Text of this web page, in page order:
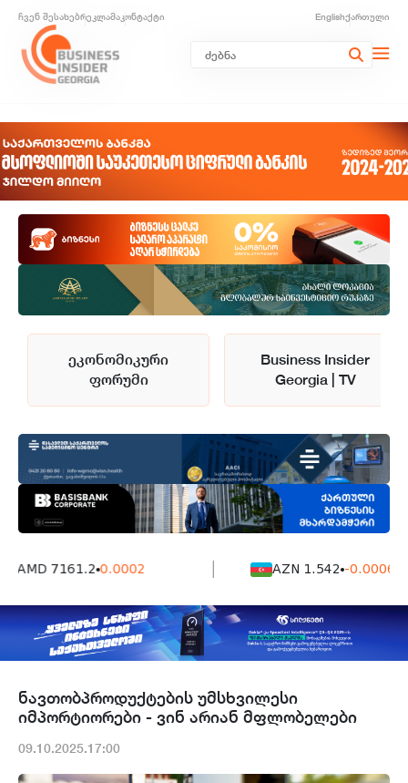
ჩვენ შესახებრეკლამაკონტაქტი Englishქართული
ეკონომიკური
ფორუმი
Business Insider
Georgia | TV
AMD 7161.2 0.0002 AZN 1.542 -0.0006
ნავთობპროდუქტების უმსხვილესი
იმპორტიორები - ვინ არიან მფლობელები
09.10.2025.17:00